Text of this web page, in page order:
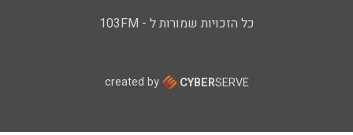
כל הזכויות שמורות ל - 103FM
created by CYBERSERVE